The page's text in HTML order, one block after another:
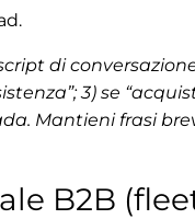
di
3) se
Mantieni frasi
B2B